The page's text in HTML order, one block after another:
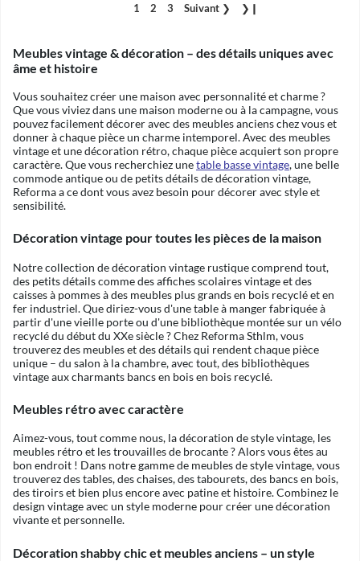
1 2 3 Suivant ❯ ❯❙
Meubles vintage & décoration – des détails uniques avec
âme et histoire
Vous souhaitez créer une maison avec personnalité et charme ?
Que vous viviez dans une maison moderne ou à la campagne, vous
pouvez facilement décorer avec des meubles anciens chez vous et
donner à chaque pièce un charme intemporel. Avec des meubles
vintage et une décoration rétro, chaque pièce acquiert son propre
caractère. Que vous recherchiez unetable basse vintage, une belle
commode antique ou de petits détails de décoration vintage,
Reforma a ce dont vous avez besoin pour décorer avec style et
sensibilité.
Décoration vintage pour toutes les pièces de la maison
Notre collection de décoration vintage rustique comprend tout,
des petits détails comme des affiches scolaires vintage et des
caisses à pommes à des meubles plus grands en bois recyclé et en
fer industriel. Que diriez-vous d'une table à manger fabriquée à
partir d'une vieille porte ou d'une bibliothèque montée sur un vélo
recyclé du début du XXe siècle ? Chez Reforma Sthlm, vous
trouverez des meubles et des détails qui rendent chaque pièce
unique – du salon à la chambre, avec tout, des bibliothèques
vintage aux charmants bancs en bois en bois recyclé.
Meubles rétro avec caractère
Aimez-vous, tout comme nous, la décoration de style vintage, les
meubles rétro et les trouvailles de brocante ? Alors vous êtes au
bon endroit ! Dans notre gamme de meubles de style vintage, vous
trouverez des tables, des chaises, des tabourets, des bancs en bois,
des tiroirs et bien plus encore avec patine et histoire. Combinez le
design vintage avec un style moderne pour créer une décoration
vivante et personnelle.
Décoration shabby chic et meubles anciens – un style